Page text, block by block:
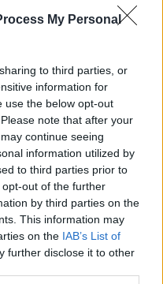
My Personal
to third parties, or
information for
use the below opt-out
note that after your
continue seeing
information utilized by
to third parties prior to
out of the further
by third parties on the
This information may
on the IAB’s List of
further disclose it to other